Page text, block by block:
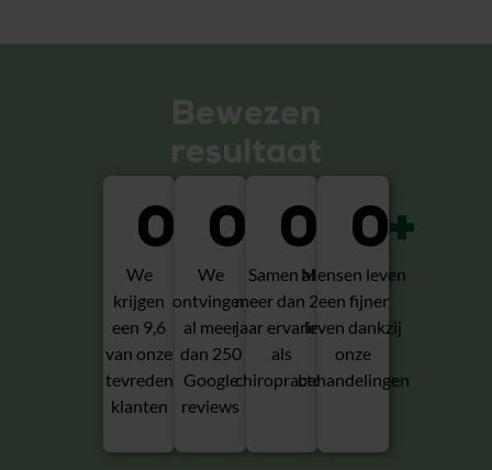
Bewezen
resultaat
We
krijgen
een 9,6
van onze
tevreden
klanten
0
We
ontvingen
al meer
dan 250
Google
reviews
0
Samen al
meer dan 20
jaar ervaring
als
chiropractor
0
Mensen leven
een fijner
leven dankzij
onze
behandelingen
0+